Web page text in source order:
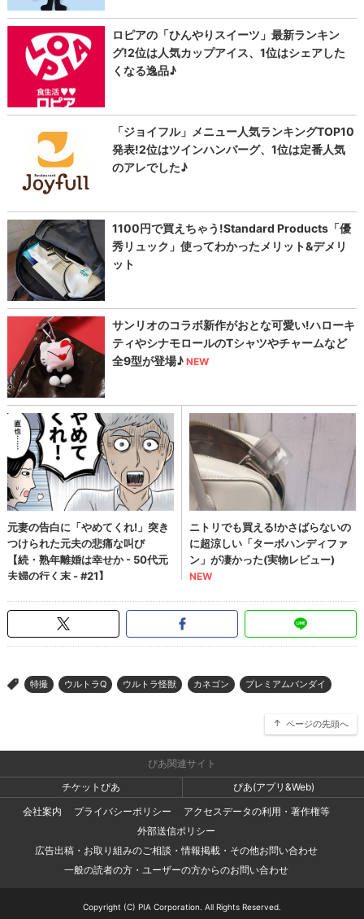
> 特撮 ウルトラQ ウルトラ怪獣 カネゴン プレミアムバンダイ
ページの先頭へ
ぴあ関連サイト
チケットぴあ
ぴあ(アプリ&Web)
会社案内
プライバシーポリシー
アクセスデータの利用・著作権等
外部送信ポリシー
広告出稿・お取り組みのご相談・情報掲載・その他お問い合わせ
一般の読者の方・ユーザーの方からのお問い合わせ
Copyright (C) PIA Corporation. All Rights Reserved.